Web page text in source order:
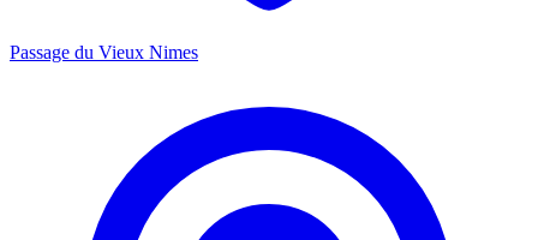
Passage du Vieux Nimes